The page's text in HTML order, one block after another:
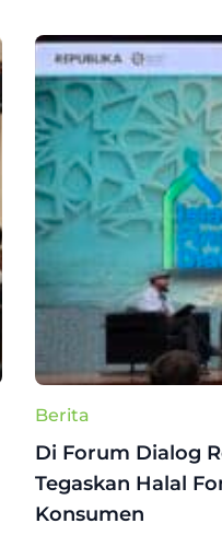
Berita
Di Forum Dialog
Tegaskan Halal
Konsumen